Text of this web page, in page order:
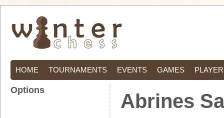
HOME TOURNAMENTS EVENTS GAMES
Abrines
Options